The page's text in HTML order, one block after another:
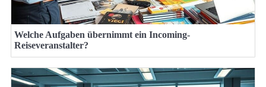
Welche Aufgaben übernimmt ein Incoming-
Reiseveranstalter?